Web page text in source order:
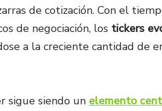
de cotización. Con el
de negociación, los tickers
a la creciente cantidad de
sigue siendo un elemento